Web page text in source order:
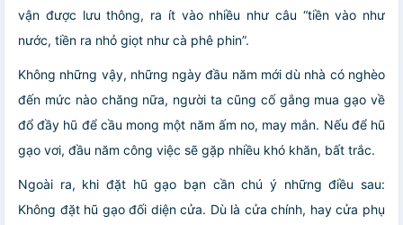
vận được lưu thông, ra ít vào nhiều như câu “tiền vào như
nước, tiền ra nhỏ giọt như cà phê phin”.
Không những vậy, những ngày đầu năm mới dù nhà có nghèo
đến mức nào chăng nữa, người ta cũng cố gắng mua gạo về
đổ đầy hũ để cầu mong một năm ấm no, may mắn. Nếu để hũ
gạo vơi, đầu năm công việc sẽ gặp nhiều khó khăn, bất trắc.
Ngoài ra, khi đặt hũ gạo bạn cần chú ý những điều sau:
Không đặt hũ gạo đối diện cửa. Dù là cửa chính, hay cửa phụ